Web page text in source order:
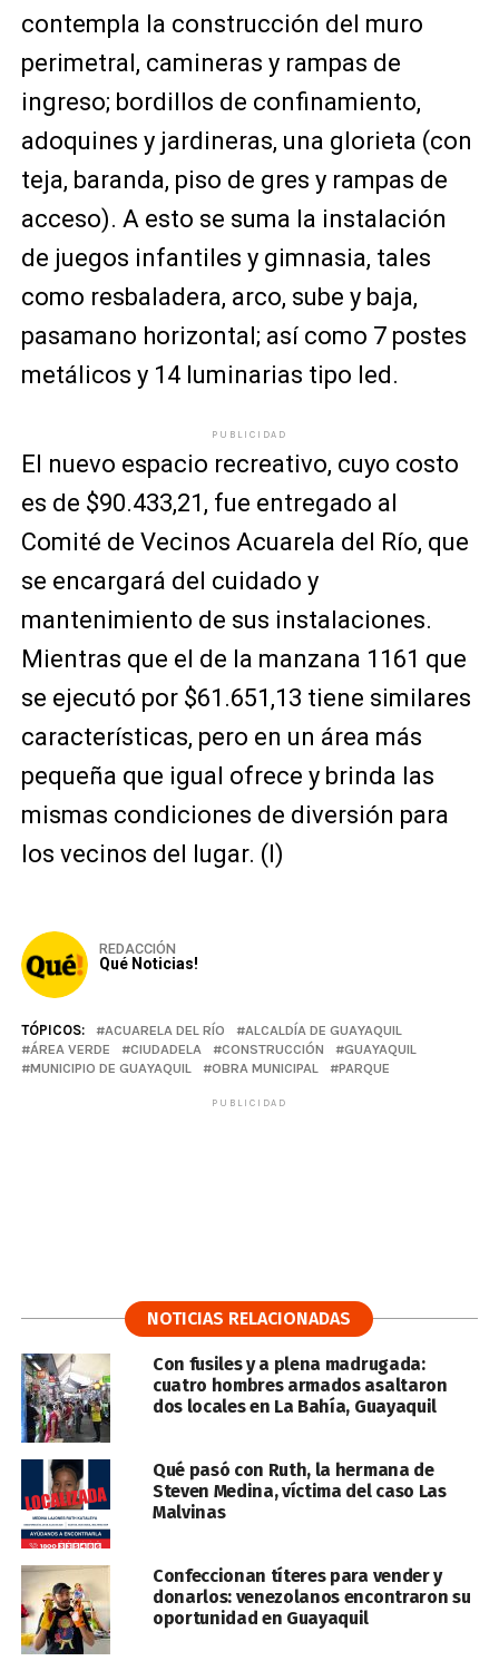
contempla la construcción del muro
perimetral, camineras y rampas de
ingreso; bordillos de confinamiento,
adoquines y jardineras, una glorieta (con
teja, baranda, piso de gres y rampas de
acceso). A esto se suma la instalación
de juegos infantiles y gimnasia, tales
como resbaladera, arco, sube y baja,
pasamano horizontal; así como 7 postes
metálicos y 14 luminarias tipo led.
PUBLICIDAD
El nuevo espacio recreativo, cuyo costo
es de $90.433,21, fue entregado al
Comité de Vecinos Acuarela del Río, que
se encargará del cuidado y
mantenimiento de sus instalaciones.
Mientras que el de la manzana 1161 que
se ejecutó por $61.651,13 tiene similares
características, pero en un área más
pequeña que igual ofrece y brinda las
mismas condiciones de diversión para
los vecinos del lugar. (I)
REDACCIÓN
Qué Noticias!
TÓPICOS: ACUARELA DEL RÍO
ALCALDÍA DE GUAYAQUIL
ÁREA VERDE
CIUDADELA CONSTRUCCIÓN
GUAYAQUIL
MUNICIPIO DE GUAYAQUIL
OBRA MUNICIPAL PARQUE
PUBLICIDAD
NOTICIAS RELACIONADAS
Con fusiles y a plena madrugada:
cuatro hombres armados asaltaron
dos locales en La Bahía, Guayaquil
Qué pasó con Ruth, la hermana de
Steven Medina, víctima del caso Las
Malvinas
Confeccionan títeres para vender y
donarlos: venezolanos encontraron su
oportunidad en Guayaquil